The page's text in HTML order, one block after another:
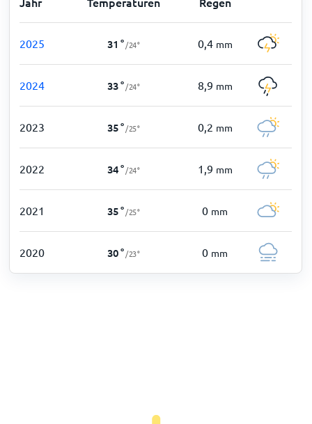
2025 31 ° /24° 0,4 mm
2024 33° /24° 8,9 mm
2023 35° /25° 0,2 mm
2022 34° /24° 1,9 mm
2021 35° /25° 0 mm
2020 30° /23° 0 mm